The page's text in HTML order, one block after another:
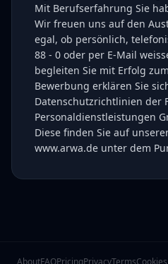
Mit Berufserfahrung Sie
Wir freuen uns auf den
egal, ob persönlich,
88 - 0 oder per E-Mail
begleiten Sie mit Erfolg
Bewerbung erklären Sie
Datenschutzrichtlinien der
Personaldienstleistungen
Diese finden Sie auf
www.arwa.de unter dem
AboutFAQPricingPrivacyTermsCookies